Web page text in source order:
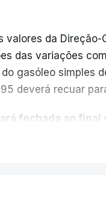
valores da
das variações
gasóleo simples
deverá recuar
fechada ao final